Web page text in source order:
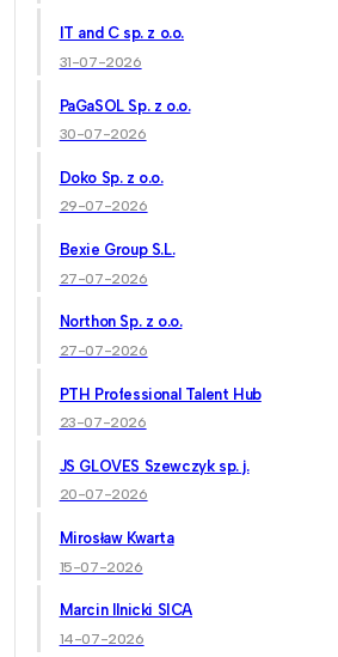
IT and C sp. z o.o.
31-07-2026
PaGaSOL Sp. z o.o.
30-07-2026
Doko Sp. z o.o.
29-07-2026
Bexie Group S.L.
27-07-2026
Northon Sp. z o.o.
27-07-2026
PTH Professional Talent Hub
23-07-2026
JS GLOVES Szewczyk sp. j.
20-07-2026
Mirosław Kwarta
15-07-2026
Marcin Ilnicki SICA
14-07-2026